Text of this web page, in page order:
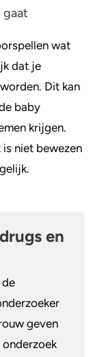
gaat
wat
dat je
Dit kan
baby
krijgen.
niet bewezen
en
geven